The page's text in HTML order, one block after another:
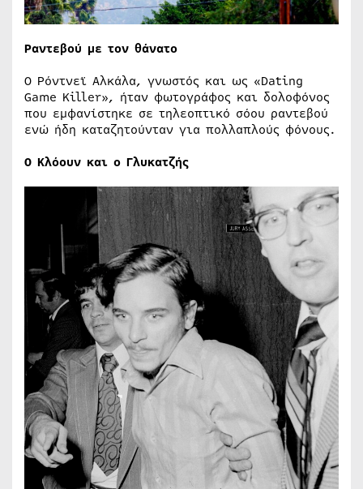
Ραντεβού με τον θάνατο
Ο Ρόντνεϊ Αλκάλα, γνωστός και ως «Dating
Game Killer», ήταν φωτογράφος και δολοφόνος
που εμφανίστηκε σε τηλεοπτικό σόου ραντεβού
ενώ ήδη καταζητούνταν για πολλαπλούς φόνους.
Ο Κλόουν και ο Γλυκατζής